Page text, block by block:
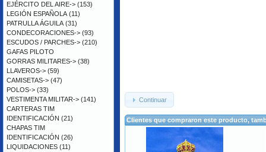
Continuar
Clientes que compraron este producto,
EJÉRCITO DEL AIRE-> (153)
LEGIÓN ESPAÑOLA (11)
PATRULLA ÁGUILA (31)
CONDECORACIONES-> (93)
ESCUDOS / PARCHES-> (210)
GAFAS PILOTO
GORRAS MILITARES-> (38)
LLAVEROS-> (59)
CAMISETAS-> (47)
POLOS-> (33)
VESTIMENTA MILITAR-> (141)
CARTERAS TIM
IDENTIFICACIÓN (21)
CHAPAS TIM
IDENTIFICACIÓN (26)
LIQUIDACIONES (11)